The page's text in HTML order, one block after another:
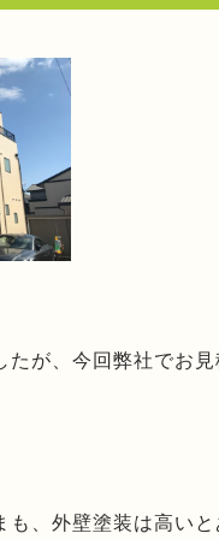
たが、今回弊社でお
も、外壁塗装は高い